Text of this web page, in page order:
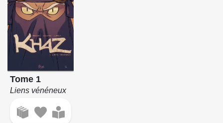
Tome 1
Liens vénéneux